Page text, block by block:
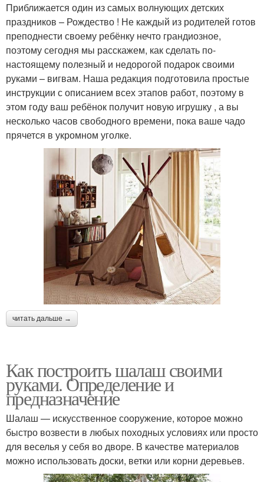
Приближается один из самых волнующих детских
праздников – Рождество ! Не каждый из родителей готов
преподнести своему ребёнку нечто грандиозное,
поэтому сегодня мы расскажем, как сделать по-
настоящему полезный и недорогой подарок своими
руками – вигвам. Наша редакция подготовила простые
инструкции с описанием всех этапов работ, поэтому в
этом году ваш ребёнок получит новую игрушку , а вы
несколько часов свободного времени, пока ваше чадо
прячется в укромном уголке.
читать дальше →
Как построить шалаш своими
руками. Определение и
предназначение
Шалаш — искусственное сооружение, которое можно
быстро возвести в любых походных условиях или просто
для веселья у себя во дворе. В качестве материалов
можно использовать доски, ветки или корни деревьев.